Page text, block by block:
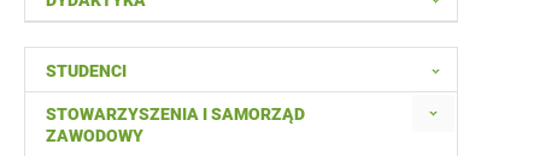
STUDENCI
STOWARZYSZENIA I SAMORZĄD
ZAWODOWY